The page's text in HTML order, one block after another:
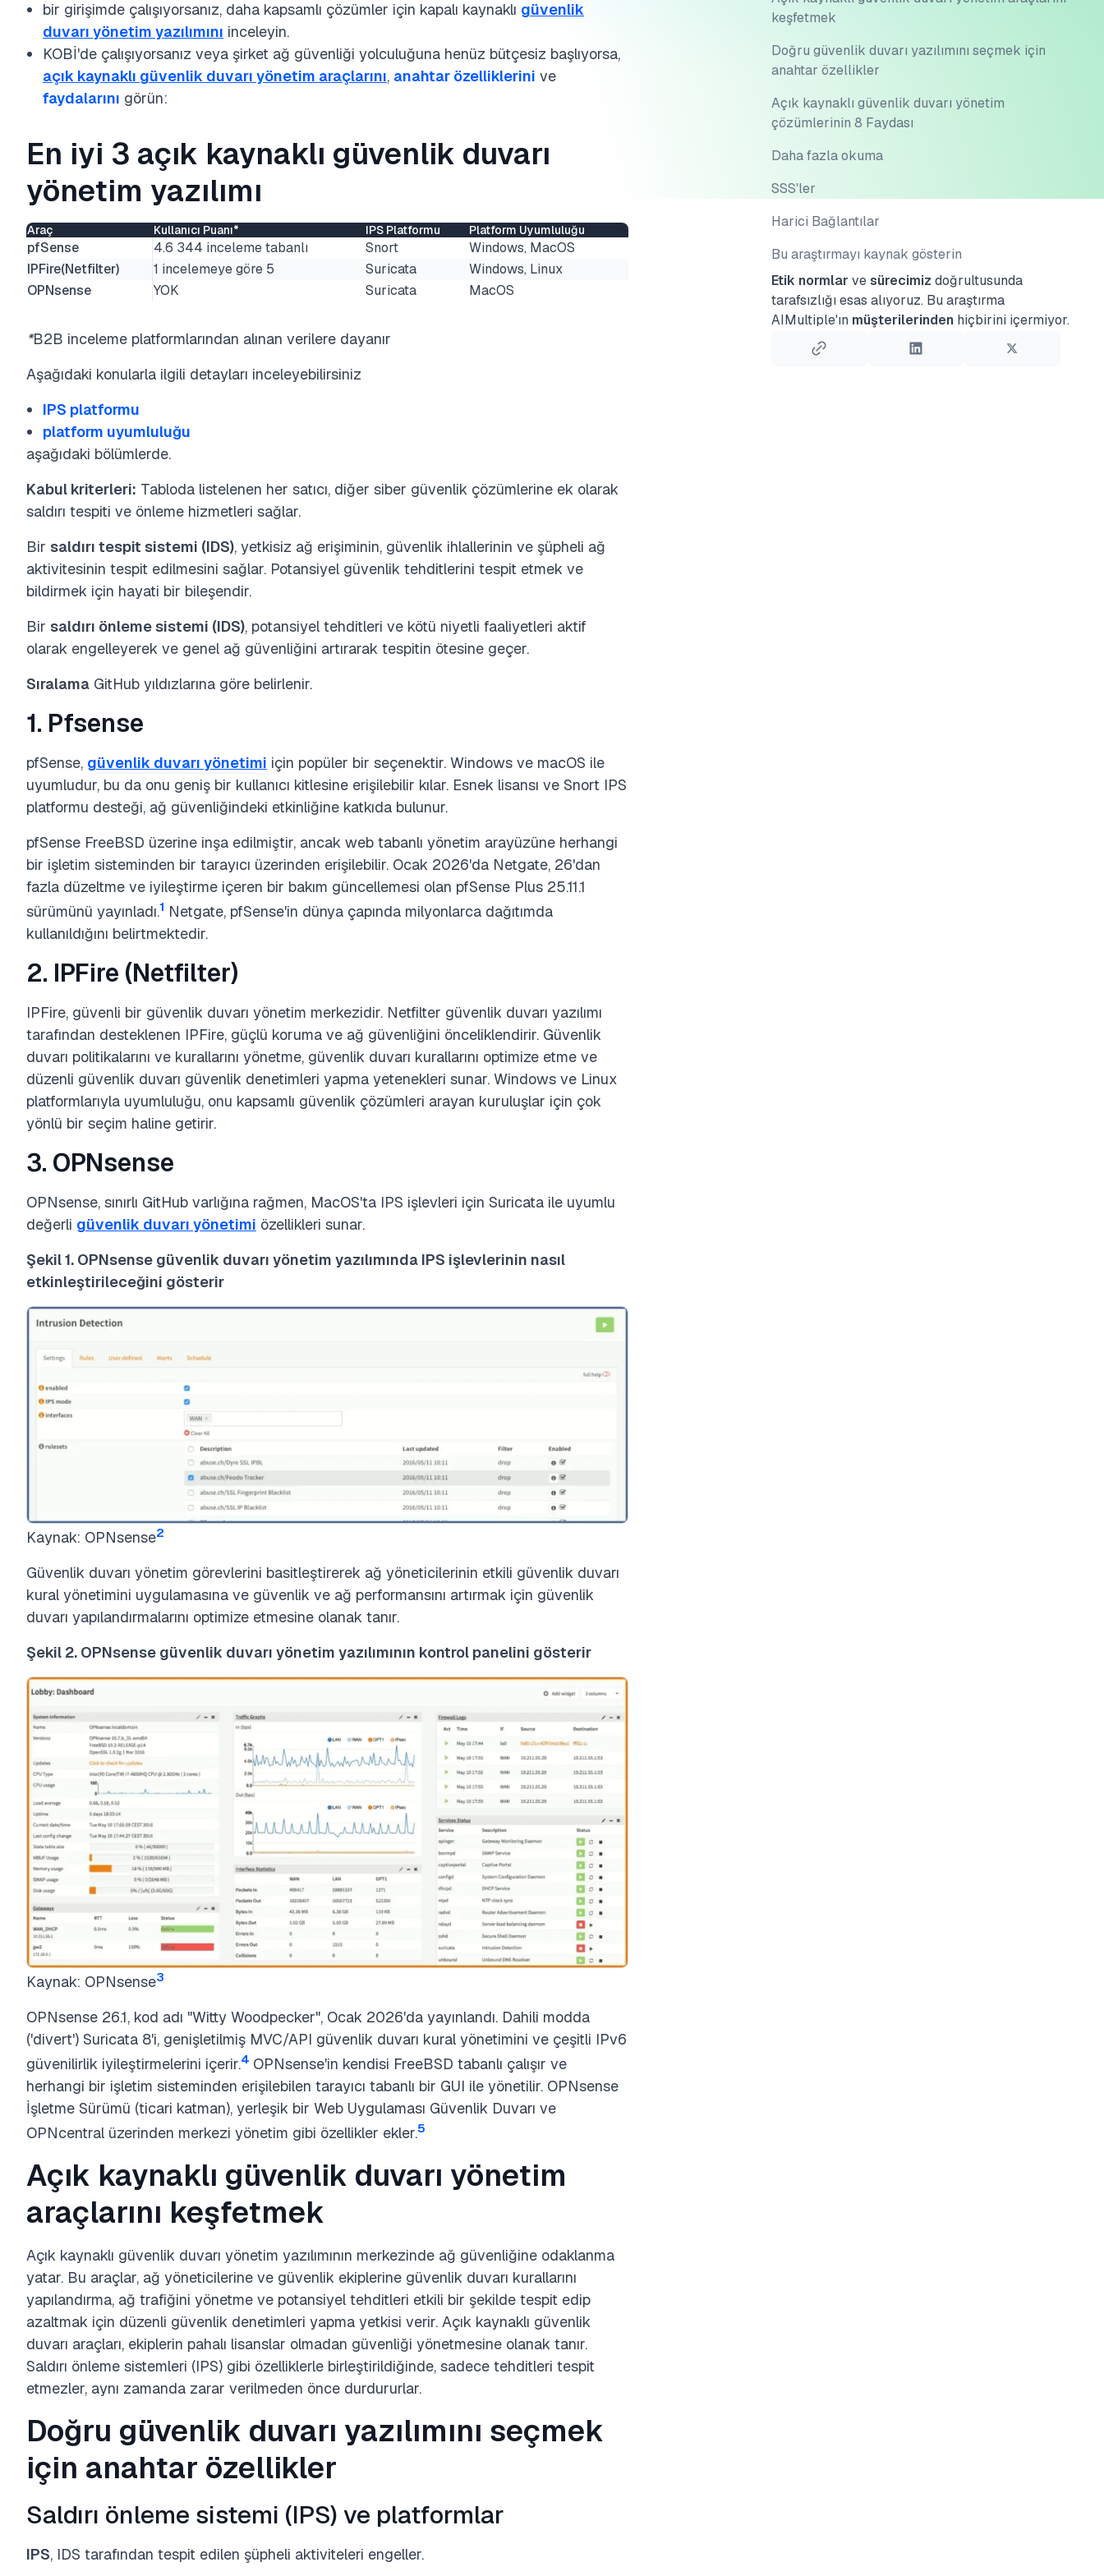
bir girişimde çalışıyorsanız, daha kapsamlı çözümler için kapalı kaynaklı güvenlik
duvarı yönetim yazılımını inceleyin.
KOBİ'de çalışıyorsanız veya şirket ağ güvenliği yolculuğuna henüz bütçesiz başlıyorsa,
açık kaynaklı güvenlik duvarı yönetim araçlarını, anahtar özelliklerini ve
faydalarını görün:
En iyi 3 açık kaynaklı güvenlik duvarı
yönetim yazılımı
Araç Kullanıcı Puanı* IPS Platformu Platform Uyumluluğu
pfSense 4.6 344 inceleme tabanlı Snort
Windows, MacOS
IPFire(Netfilter)
1 incelemeye göre 5 Suricata
Windows, Linux
OPNsense
YOK Suricata MacOS
*B2B inceleme platformlarından alınan verilere dayanır
Aşağıdaki konularla ilgili detayları inceleyebilirsiniz
IPS platformu
platform uyumluluğu
aşağıdaki bölümlerde.
Kabul kriterleri: Tabloda listelenen her satıcı, diğer siber güvenlik çözümlerine ek olarak
saldırı tespiti ve önleme hizmetleri sağlar.
Bir saldırı tespit sistemi (IDS), yetkisiz ağ erişiminin, güvenlik ihlallerinin ve şüpheli ağ
aktivitesinin tespit edilmesini sağlar. Potansiyel güvenlik tehditlerini tespit etmek ve
bildirmek için hayati bir bileşendir.
Bir saldırı önleme sistemi (IDS), potansiyel tehditleri ve kötü niyetli faaliyetleri aktif
olarak engelleyerek ve genel ağ güvenliğini artırarak tespitin ötesine geçer.
Sıralama GitHub yıldızlarına göre belirlenir.
1. Pfsense
pfSense, güvenlik duvarı yönetimi için popüler bir seçenektir. Windows ve macOS ile
uyumludur, bu da onu geniş bir kullanıcı kitlesine erişilebilir kılar. Esnek lisansı ve Snort IPS
platformu desteği, ağ güvenliğindeki etkinliğine katkıda bulunur.
pfSense FreeBSD üzerine inşa edilmiştir, ancak web tabanlı yönetim arayüzüne herhangi
bir işletim sisteminden bir tarayıcı üzerinden erişilebilir. Ocak 2026'da Netgate, 26'dan
fazla düzeltme ve iyileştirme içeren bir bakım güncellemesi olan pfSense Plus 25.11.1
sürümünü yayınladı.1 Netgate, pfSense'in dünya çapında milyonlarca dağıtımda
kullanıldığını belirtmektedir.
2. IPFire (Netfilter)
IPFire, güvenli bir güvenlik duvarı yönetim merkezidir. Netfilter güvenlik duvarı yazılımı
tarafından desteklenen IPFire, güçlü koruma ve ağ güvenliğini önceliklendirir. Güvenlik
duvarı politikalarını ve kurallarını yönetme, güvenlik duvarı kurallarını optimize etme ve
düzenli güvenlik duvarı güvenlik denetimleri yapma yetenekleri sunar. Windows ve Linux
platformlarıyla uyumluluğu, onu kapsamlı güvenlik çözümleri arayan kuruluşlar için çok
yönlü bir seçim haline getirir.
3. OPNsense
OPNsense, sınırlı GitHub varlığına rağmen, MacOS'ta IPS işlevleri için Suricata ile uyumlu
değerli güvenlik duvarı yönetimi özellikleri sunar.
Şekil 1. OPNsense güvenlik duvarı yönetim yazılımında IPS işlevlerinin nasıl
etkinleştirileceğini gösterir
Kaynak: OPNsense2
Güvenlik duvarı yönetim görevlerini basitleştirerek ağ yöneticilerinin etkili güvenlik duvarı
kural yönetimini uygulamasına ve güvenlik ve ağ performansını artırmak için güvenlik
duvarı yapılandırmalarını optimize etmesine olanak tanır.
Şekil 2. OPNsense güvenlik duvarı yönetim yazılımının kontrol panelini gösterir
Kaynak: OPNsense3
OPNsense 26.1, kod adı "Witty Woodpecker", Ocak 2026'da yayınlandı. Dahili modda
('divert') Suricata 8'i, genişletilmiş MVC/API güvenlik duvarı kural yönetimini ve çeşitli IPv6
güvenilirlik iyileştirmelerini içerir.4 OPNsense'in kendisi FreeBSD tabanlı çalışır ve
herhangi bir işletim sisteminden erişilebilen tarayıcı tabanlı bir GUI ile yönetilir. OPNsense
İşletme Sürümü (ticari katman), yerleşik bir Web Uygulaması Güvenlik Duvarı ve
OPNcentral üzerinden merkezi yönetim gibi özellikler ekler.5
Açık kaynaklı güvenlik duvarı yönetim
araçlarını keşfetmek
Açık kaynaklı güvenlik duvarı yönetim yazılımının merkezinde ağ güvenliğine odaklanma
yatar. Bu araçlar, ağ yöneticilerine ve güvenlik ekiplerine güvenlik duvarı kurallarını
yapılandırma, ağ trafiğini yönetme ve potansiyel tehditleri etkili bir şekilde tespit edip
azaltmak için düzenli güvenlik denetimleri yapma yetkisi verir. Açık kaynaklı güvenlik
duvarı araçları, ekiplerin pahalı lisanslar olmadan güvenliği yönetmesine olanak tanır.
Saldırı önleme sistemleri (IPS) gibi özelliklerle birleştirildiğinde, sadece tehditleri tespit
etmezler, aynı zamanda zarar verilmeden önce durdururlar.
Doğru güvenlik duvarı yazılımını seçmek
için anahtar özellikler
Saldırı önleme sistemi (IPS) ve platformlar
IPS, IDS tarafından tespit edilen şüpheli aktiviteleri engeller.
keşfetmek
Doğru güvenlik duvarı yazılımını seçmek için
anahtar özellikler
Açık kaynaklı güvenlik duvarı yönetim
çözümlerinin 8 Faydası
Daha fazla okuma
SSS'ler
Harici Bağlantılar
Bu araştırmayı kaynak gösterin
Etik normlar vesürecimiz doğrultusunda
tarafsızlığı esas alıyoruz. Bu araştırma
AIMultiple'ın müşterilerindenhiçbirini içermiyor.